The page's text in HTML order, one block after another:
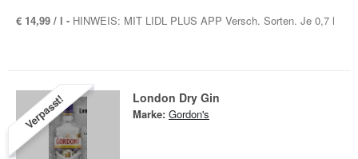
€ 14,99 / l - HINWEIS: MIT LIDL PLUS APP Versch. Sorten. Je 0,7 l
Verpasst! London Dry Gin
Marke: Gordon's